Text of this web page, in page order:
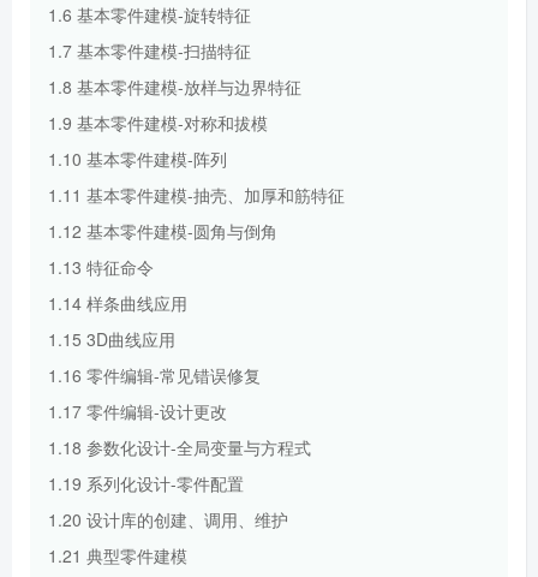
1.6 基本零件建模-旋转特征
1.7 基本零件建模-扫描特征
1.8 基本零件建模-放样与边界特征
1.9 基本零件建模-对称和拔模
1.10 基本零件建模-阵列
1.11 基本零件建模-抽壳、加厚和筋特征
1.12 基本零件建模-圆角与倒角
1.13 特征命令
1.14 样条曲线应用
1.15 3D曲线应用
1.16 零件编辑-常见错误修复
1.17 零件编辑-设计更改
1.18 参数化设计-全局变量与方程式
1.19 系列化设计-零件配置
1.20 设计库的创建、调用、维护
1.21 典型零件建模